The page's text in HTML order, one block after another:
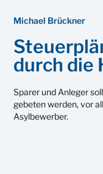
Michael Brückner
durch die
Sparer und Anleger
gebeten werden, vor
Asylbewerber.